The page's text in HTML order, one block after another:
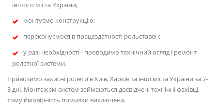
іншого міста України;
монтуємо конструкцію;
переконуємося в працездатності рольставен;
у разі необхідності - проводимо технічний огляд і ремонт
ролетної системи.
Привозимо захисні ролети в Київ, Харків та інші міста України за 2-
3 дні. Монтажем систем займаються досвідчені технічні фахівці,
тому ймовірність помилки виключена.